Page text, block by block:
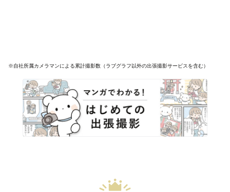
※自社所属カメラマンによる累計撮影数（ラブグラフ以外の出張撮影サービスを含む）